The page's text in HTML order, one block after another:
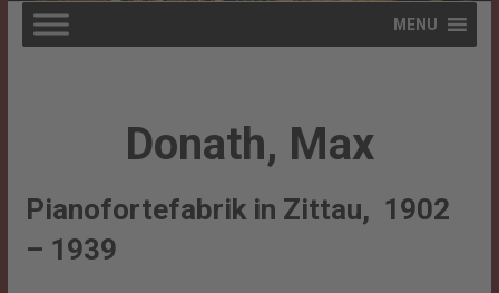
MENU
Donath, Max
Pianofortefabrik in Zittau, 1902
– 1939